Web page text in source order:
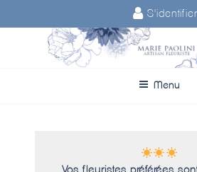
S'identifier
Menu